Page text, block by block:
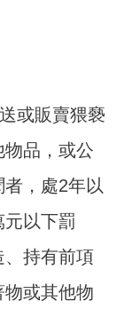
或販賣猥褻
品，或公
，處2年以
以下罰
、持有前項
或其他物